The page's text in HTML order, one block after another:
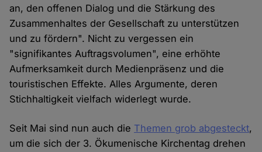
an, den offenen Dialog und die Stärkung des
Zusammenhaltes der Gesellschaft zu unterstützen
und zu fördern". Nicht zu vergessen ein
"signifikantes Auftragsvolumen", eine erhöhte
Aufmerksamkeit durch Medienpräsenz und die
touristischen Effekte. Alles Argumente, deren
Stichhaltigkeit vielfach widerlegt wurde.
Seit Mai sind nun auch die Themen grob abgesteckt,
um die sich der 3. Ökumenische Kirchentag drehen